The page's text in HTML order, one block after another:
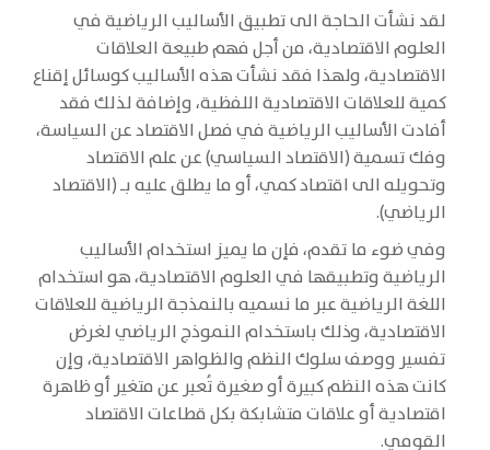
لقد نشأت الحاجة الى تطبيق الأساليب الرياضية في
العلوم الاقتصادية، من أجل فهم طبيعة العلاقات
الاقتصادية، ولهذا فقد نشأت هذه الأساليب كوسائل إقناع
كمية للعلاقات الاقتصادية اللفظية، وإضافة لذلك فقد
أفادت الأساليب الرياضية في فصل الاقتصاد عن السياسة،
وفك تسمية (الاقتصاد السياسي) عن علم الاقتصاد
وتحويله الى اقتصاد كمي، أو ما يطلق عليه بـ (الاقتصاد
الرياضي).
وفي ضوء ما تقدم، فإن ما يميز استخدام الأساليب
الرياضية وتطبيقها في العلوم الاقتصادية، هو استخدام
اللغة الرياضية عبر ما نسميه بالنمذجة الرياضية للعلاقات
الاقتصادية، وذلك باستخدام النموذج الرياضي لغرض
تفسير ووصف سلوك النظم والظواهر الاقتصادية، وإن
كانت هذه النظم كبيرة أو صغيرة تُعبر عن متغير أو ظاهرة
اقتصادية أو علاقات متشابكة بكل قطاعات الاقتصاد
القومي.